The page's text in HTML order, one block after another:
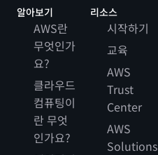
알아보기
AWS란
무엇인가
요?
클라우드
컴퓨팅이
란 무엇
인가요?
리소스
시작하기
교육
AWS
Trust
Center
AWS
Solutions